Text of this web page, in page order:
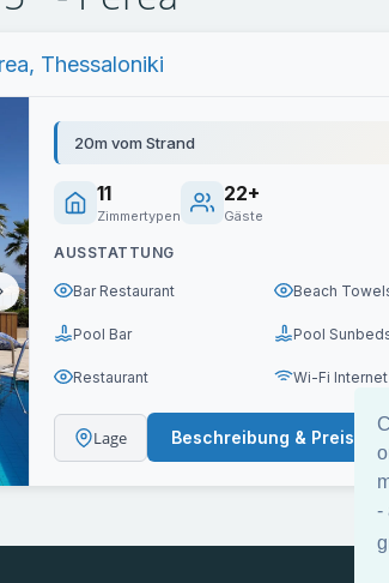
-
Thessaloniki
20m vom Strand
11
Zimmertypen
22+
Gäste
AUSSTATTUNG
Bar Restaurant Beach
Pool Bar Pool
Restaurant Wi-Fi
Lage Beschreibung & Preise